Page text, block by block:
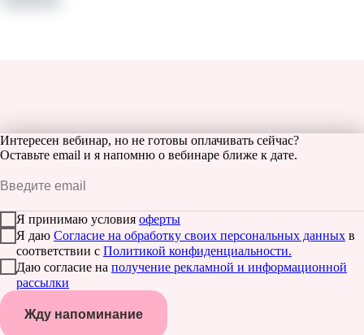
Интересен вебинар, но не готовы оплачивать сейчас?
Оставьте email и я напомню о вебинаре ближе к дате.
Я принимаю условия оферты
Я даю Согласие на обработку своих персональных данных в
соответствии с Политикой конфиденциальности.
Даю согласие на получение рекламной и информационной
рассылки
Жду напоминание